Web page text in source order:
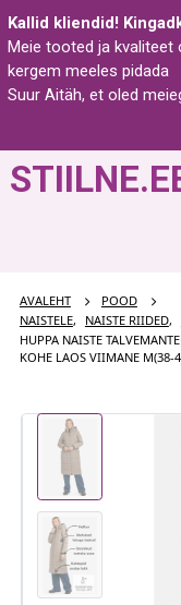
Kallid kliendid!
Meie tooted ja kvaliteet
kergem meeles pidada
Suur Aitäh, et oled
AVALEHT
POOD
NAISTELE, NAISTE RIIDED,
HUPPA NAISTE
KOHE LAOS VIIMANE M(38-